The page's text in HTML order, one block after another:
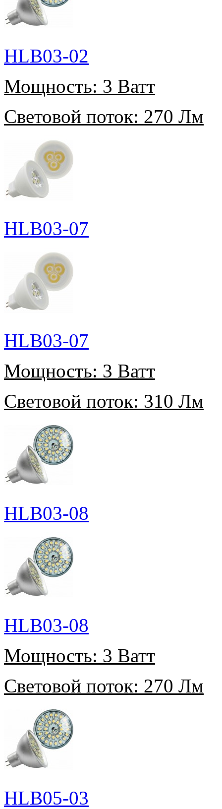
HLB03-02
Мощность: 3 Ватт
Световой поток: 270 Лм
HLB03-07
HLB03-07
Мощность: 3 Ватт
Световой поток: 310 Лм
HLB03-08
HLB03-08
Мощность: 3 Ватт
Световой поток: 270 Лм
HLB05-03